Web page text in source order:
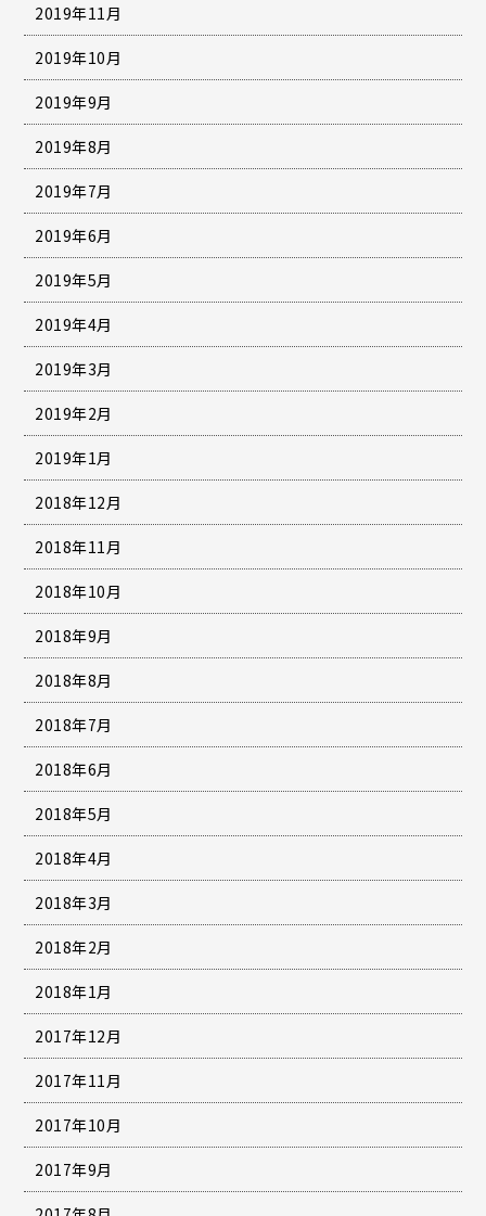
2019年11月
2019年10月
2019年9月
2019年8月
2019年7月
2019年6月
2019年5月
2019年4月
2019年3月
2019年2月
2019年1月
2018年12月
2018年11月
2018年10月
2018年9月
2018年8月
2018年7月
2018年6月
2018年5月
2018年4月
2018年3月
2018年2月
2018年1月
2017年12月
2017年11月
2017年10月
2017年9月